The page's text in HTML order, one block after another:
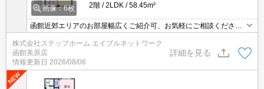
画像：6枚
2階
2LDK 58.45m²
函館近郊エリアのお部屋幅広くご紹介可、お気軽にご相談くださ
い。
株式会社ステップホーム エイブルネットワーク
函館美原店
情報更新日 2026/08/06
詳細を見る